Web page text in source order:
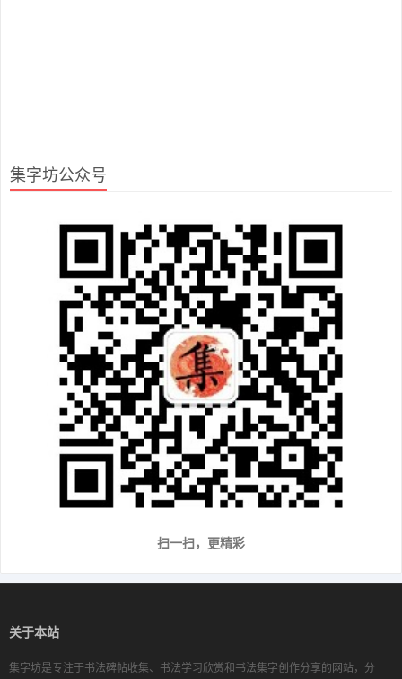
集字坊公众号
扫一扫，更精彩
关于本站
集字坊是专注于书法碑帖收集、书法学习欣赏和书法集字创作分享的网站，分